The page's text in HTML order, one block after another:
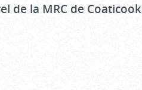
de la MRC de Coaticook